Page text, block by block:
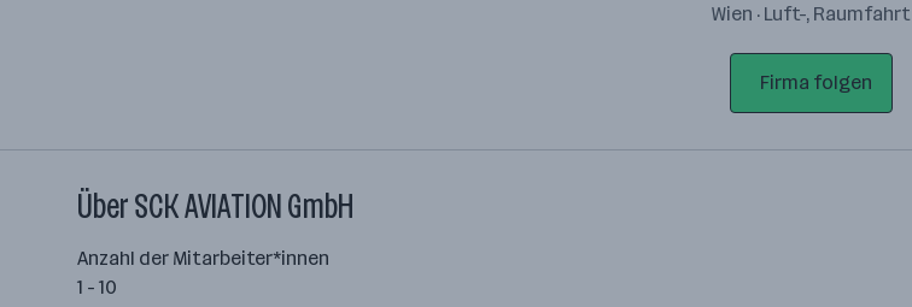
Wien · Luft-, Raumfahrt
Firma folgen
Über SCK AVIATION GmbH
Anzahl der Mitarbeiter*innen
1 - 10